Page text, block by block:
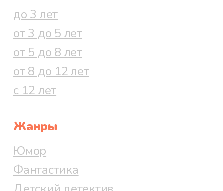
до 3 лет
от 3 до 5 лет
от 5 до 8 лет
от 8 до 12 лет
с 12 лет
Жанры
Юмор
Фантастика